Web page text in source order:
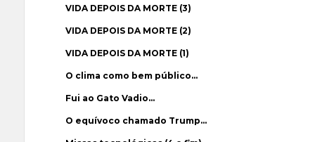
VIDA DEPOIS DA MORTE (3)
VIDA DEPOIS DA MORTE (2)
VIDA DEPOIS DA MORTE (1)
O clima como bem público…
Fui ao Gato Vadio…
O equívoco chamado Trump…